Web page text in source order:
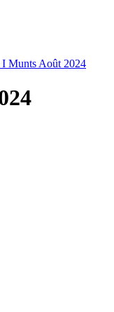
Munts Août 2024